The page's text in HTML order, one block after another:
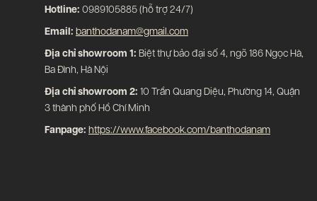
Hotline: 0989105885 (hỗ trợ 24/7)
Email: banthodanam@gmail.com
Địa chỉ showroom 1: Biệt thự bảo đại số 4, ngõ 186 Ngọc Hà,
Ba Đình, Hà Nội
Địa chỉ showroom 2: 10 Trần Quang Diệu, Phường 14, Quận
3 thành phố Hồ Chí Minh
Fanpage: https://www.facebook.com/banthodanam